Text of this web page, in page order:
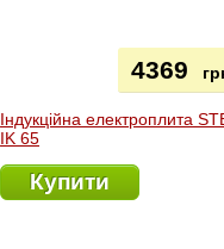
Індукційна електроплита
IK 65
4369
Купити